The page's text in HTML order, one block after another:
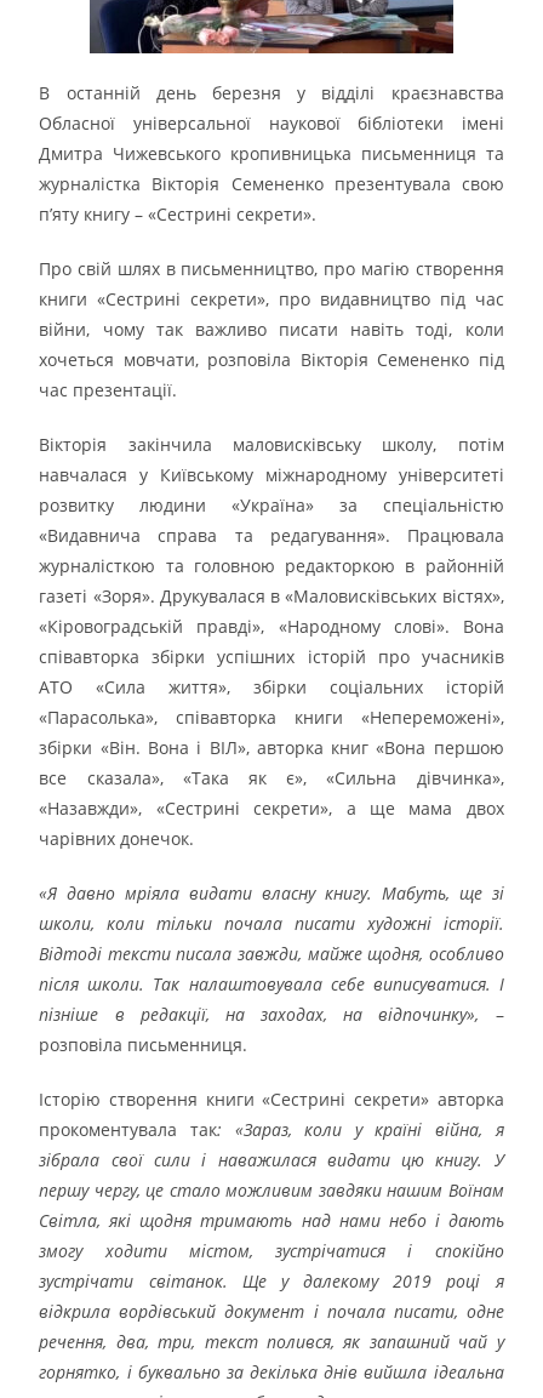
В останній день березня у відділі краєзнавства
Обласної універсальної наукової бібліотеки імені
Дмитра Чижевського кропивницька письменниця та
журналістка Вікторія Семененко презентувала свою
п’яту книгу – «Сестрині секрети».
Про свій шлях в письменництво, про магію створення
книги «Сестрині секрети», про видавництво під час
війни, чому так важливо писати навіть тоді, коли
хочеться мовчати, розповіла Вікторія Семененко під
час презентації.
Вікторія закінчила маловисківську школу, потім
навчалася у Київському міжнародному університеті
розвитку людини «Україна» за спеціальністю
«Видавнича справа та редагування». Працювала
журналісткою та головною редакторкою в районній
газеті «Зоря». Друкувалася в «Маловисківських вістях»,
«Кіровоградській правді», «Народному слові». Вона
співавторка збірки успішних історій про учасників
АТО «Сила життя», збірки соціальних історій
«Парасолька», співавторка книги «Непереможені»,
збірки «Він. Вона і ВІЛ», авторка книг «Вона першою
все сказала», «Така як є», «Сильна дівчинка»,
«Назавжди», «Сестрині секрети», а ще мама двох
чарівних донечок.
«Я давно мріяла видати власну книгу. Мабуть, ще зі
школи, коли тільки почала писати художні історії.
Відтоді тексти писала завжди, майже щодня, особливо
після школи. Так налаштовувала себе виписуватися. І
пізніше в редакції, на заходах, на відпочинку», –
розповіла письменниця.
Історію створення книги «Сестрині секрети» авторка
прокоментувала так: «Зараз, коли у країні війна, я
зібрала свої сили і наважилася видати цю книгу. У
першу чергу, це стало можливим завдяки нашим Воїнам
Світла, які щодня тримають над нами небо і дають
змогу ходити містом, зустрічатися і спокійно
зустрічати світанок. Ще у далекому 2019 році я
відкрила вордівський документ і почала писати, одне
речення, два, три, текст полився, як запашний чай у
горнятко, і буквально за декілька днів вийшла ідеальна